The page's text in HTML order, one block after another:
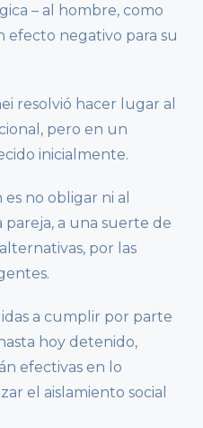
– al hombre, como
efecto negativo para su
resolvió hacer lugar al
pero en un
inicialmente.
no obligar ni al
a una suerte de
por las
a cumplir por parte
hoy detenido,
efectivas en lo
el aislamiento social